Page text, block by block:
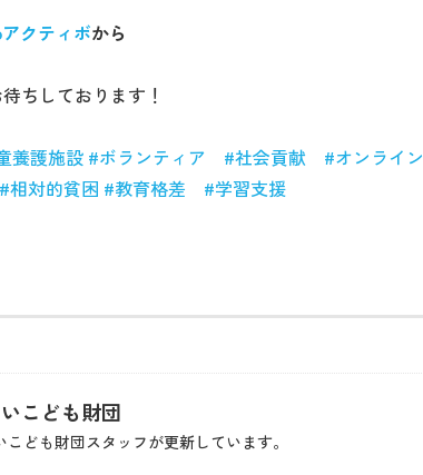
クティボから
ちしております！
養護施設 #ボランティア #社会貢献 #オンライン
#相対的貧困 #教育格差 #学習支援
こども財団
こども財団スタッフが更新しています。